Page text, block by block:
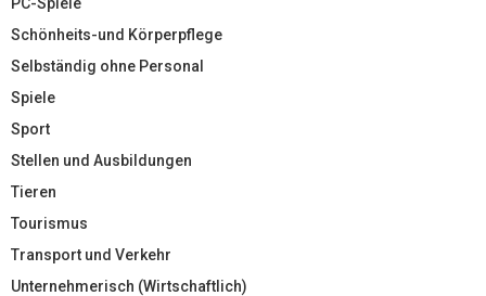
Schönheits-und Körperpflege
Selbständig ohne Personal
Spiele
Sport
Stellen und Ausbildungen
Tieren
Tourismus
Transport und Verkehr
Unternehmerisch (Wirtschaftlich)